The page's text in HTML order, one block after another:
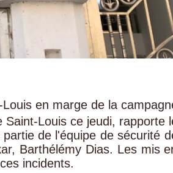
en marge de la
Louis ce jeudi, rapporte
de l'équipe de sécurité
Barthélémy Dias. Les mis
incidents.